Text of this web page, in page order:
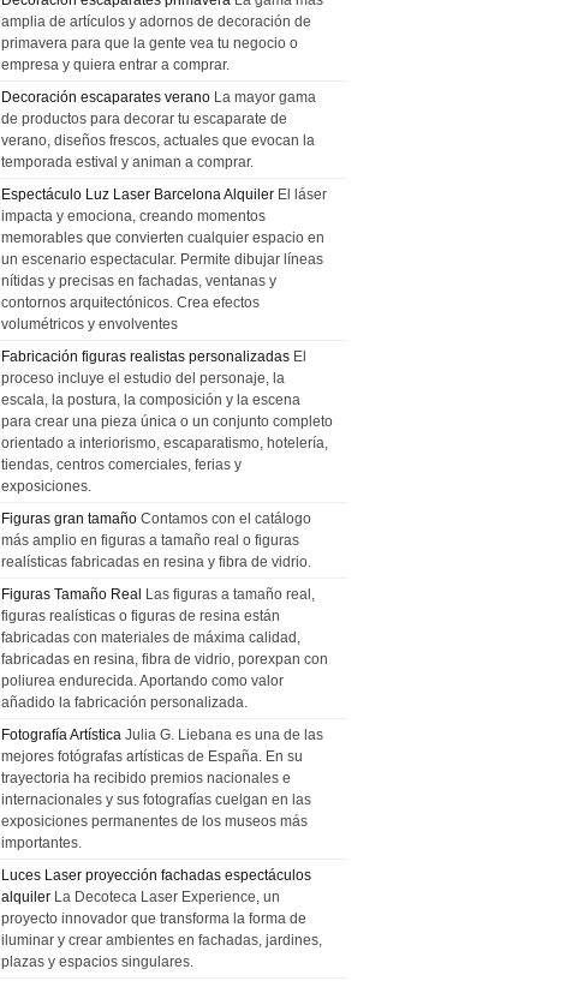
amplia de artículos y adornos de decoración de
primavera para que la gente vea tu negocio o
empresa y quiera entrar a comprar.
Decoración escaparates verano La mayor gama
de productos para decorar tu escaparate de
verano, diseños frescos, actuales que evocan la
temporada estival y animan a comprar.
Espectáculo Luz Laser Barcelona Alquiler El láser
impacta y emociona, creando momentos
memorables que convierten cualquier espacio en
un escenario espectacular. Permite dibujar líneas
nítidas y precisas en fachadas, ventanas y
contornos arquitectónicos. Crea efectos
volumétricos y envolventes
Fabricación figuras realistas personalizadas El
proceso incluye el estudio del personaje, la
escala, la postura, la composición y la escena
para crear una pieza única o un conjunto completo
orientado a interiorismo, escaparatismo, hotelería,
tiendas, centros comerciales, ferias y
exposiciones.
Figuras gran tamaño Contamos con el catálogo
más amplio en figuras a tamaño real o figuras
realísticas fabricadas en resina y fibra de vidrio.
Figuras Tamaño Real Las figuras a tamaño real,
figuras realísticas o figuras de resina están
fabricadas con materiales de máxima calidad,
fabricadas en resina, fibra de vidrio, porexpan con
poliurea endurecida. Aportando como valor
añadido la fabricación personalizada.
Fotografía Artística Julia G. Liebana es una de las
mejores fotógrafas artísticas de España. En su
trayectoria ha recibido premios nacionales e
internacionales y sus fotografías cuelgan en las
exposiciones permanentes de los museos más
importantes.
Luces Laser proyección fachadas espectáculos
alquiler La Decoteca Laser Experience, un
proyecto innovador que transforma la forma de
iluminar y crear ambientes en fachadas, jardines,
plazas y espacios singulares.